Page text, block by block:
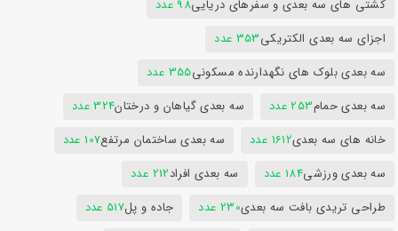
کشتی های سه بعدی و سفرهای دریایی98 عدد
اجزای سه بعدی الکتریکی353 عدد
سه بعدی بلوک های نگهدارنده مسکونی355 عدد
سه بعدی حمام253 عدد سه بعدی گیاهان و درختان324 عدد
خانه های سه بعدی1612 عدد سه بعدی ساختمان مرتفع107 عدد
سه بعدی ورزشی184 عدد سه بعدی افراد212 عدد
طراحی تریدی بافت سه بعدی230 عدد جاده و پل517 عدد